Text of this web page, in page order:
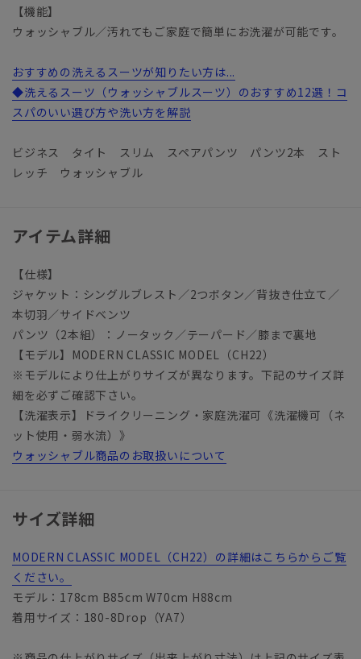
【機能】
ウォッシャブル／汚れてもご家庭で簡単にお洗濯が可能です。
おすすめの洗えるスーツが知りたい方は...
◆洗えるスーツ（ウォッシャブルスーツ）のおすすめ12選！コ
スパのいい選び方や洗い方を解説
ビジネス タイト スリム スペアパンツ パンツ2本 スト
レッチ ウォッシャブル
アイテム詳細
【仕様】
ジャケット：シングルブレスト／2つボタン／背抜き仕立て／
本切羽／サイドベンツ
パンツ（2本組）：ノータック／テーパード／膝まで裏地
【モデル】MODERN CLASSIC MODEL（CH22）
※モデルにより仕上がりサイズが異なります。下記のサイズ詳
細を必ずご確認下さい。
【洗濯表示】ドライクリーニング・家庭洗濯可《洗濯機可（ネ
ット使用・弱水流）》
ウォッシャブル商品のお取扱いについて
サイズ詳細
MODERN CLASSIC MODEL（CH22）の詳細はこちらからご覧
ください。
モデル：178cm B85cm W70cm H88cm
着用サイズ：180-8Drop（YA7）